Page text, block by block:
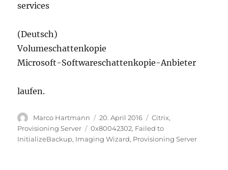
services
(Deutsch)
Volumeschattenkopie
Microsoft-Softwareschattenkopie-Anbieter
laufen.
Autor
Marco Hartmann
Veröffentlicht
am
20. April 2016 Kategorien
Citrix,
Provisioning Server
Schlagwörter
0x80042302, Failed to
InitializeBackup, Imaging Wizard, Provisioning Server